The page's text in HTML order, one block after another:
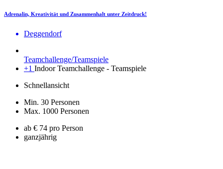
Adrenalin, Kreativität und Zusammenhalt unter Zeitdruck!
Deggendorf
Teamchallenge/Teamspiele
+1 Indoor Teamchallenge - Teamspiele
Schnellansicht
Min. 30 Personen
Max. 1000 Personen
ab € 74 pro Person
ganzjährig